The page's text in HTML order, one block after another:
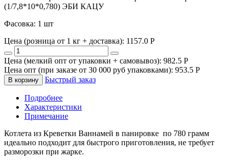
(1/7,8*10*0,780) ЭБИ КАЦУ
Фасовка: 1 шт
Цена (розница от 1 кг + доставка): 1157.0 P
Цена (мелкий опт от упаковки + самовывоз): 982.5 P
Цена опт (при заказе от 30 000 руб упаковками): 953.5 P
В корзину Быстрый заказ
Подробнее
Характеристики
Примечание
Котлета из Креветки Ваннамей в панировке по 780 грамм
идеально подходит для быстрого приготовления, не требует
разморозки при жарке.